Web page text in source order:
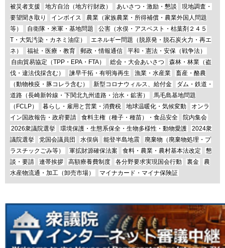
被災者支援
地方自治（地方行財政） あいさつ・激励・懇談
現地調査・
要望聞き取り
インボイス
農業（家族農業・所得補償・農業外国人問題
等）
自衛隊・米軍・基地問題
公害（水俣・アスベスト・枯葉剤２４５
T・大気汚染・カネミ油症）
エネルギー問題（脱原発・脱石炭火力・再エ
ネ）
福祉・医療・教育 郵政・情報通信
平和・憲法・安保（戦争法）
自由貿易協定（TPP・EPA・FTA）
総会・大会あいさつ
森林・林業（盗
伐・違法伐採含む）
諫早干拓・有明海再生 漁業・水産業
畜産・酪農
（動物検疫・豚コレラ含む）
新型コロナウィルス、給付金
ダム・鉄道・
道路（長崎新幹線・下関北九州道路・治水・鉱害）
馬毛島基地問題
（FCLP）
暮らし・雇用と営業・消費税 地球温暖化・気候変動
オンラ
イン国政報告・政府要請
食料主権（種子・種苗）・食品安全
院内集会
2026衆議院選挙
環境保護・生態系保全・生物多様性・動物愛護
2024衆
議院選挙
党国会議員団 水俣病 能登半島地震
廃棄物（廃棄物処理・プ
ラスチックごみ等）
軍拡財源確保法案 食料・農業・農村基本法改定
懇
談・要請
連帯挨拶 高額療養費制度 各分野要求実現国会行動 裏金
農
水産物流通・加工（卸売市場）
マイナカード・マイナ保険証